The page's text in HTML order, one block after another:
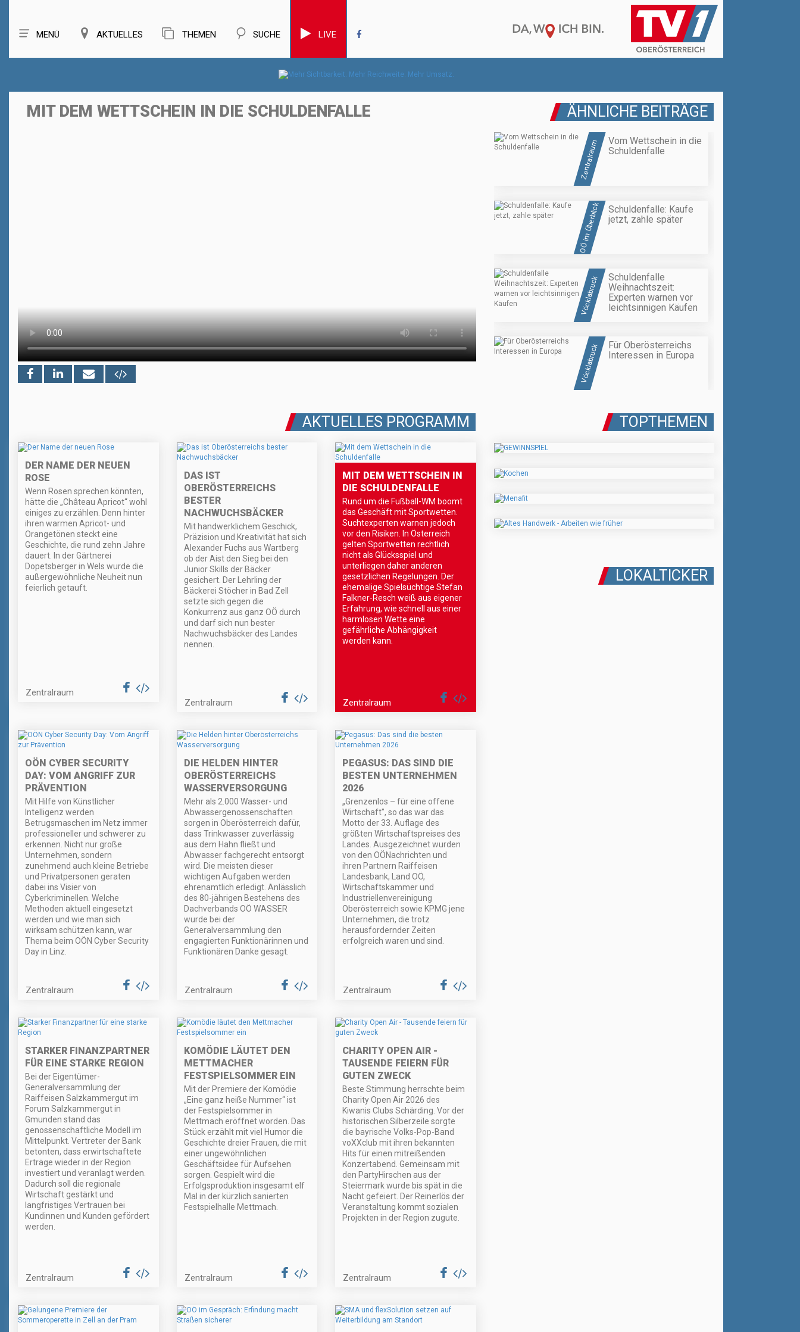
MENÜ AKTUELLES THEMEN SUCHE LIVE
MIT DEM WETTSCHEIN IN DIE SCHULDENFALLE ÄHNLICHE BEITRÄGE
Zentralraum
Vom Wettschein in die
Schuldenfalle
OÖ im Überblick
Schuldenfalle: Kaufe
jetzt, zahle später
Vöcklabruck
Schuldenfalle
Weihnachtszeit:
Experten warnen vor
leichtsinnigen Käufen
Vöcklabruck
Für Oberösterreichs
Interessen in Europa
AKTUELLES PROGRAMM
DER NAME DER NEUEN
ROSE
Wenn Rosen sprechen könnten,
hätte die „Château Apricot“ wohl
einiges zu erzählen. Denn hinter
ihren warmen Apricot- und
Orangetönen steckt eine
Geschichte, die rund zehn Jahre
dauert. In der Gärtnerei
Dopetsberger in Wels wurde die
außergewöhnliche Neuheit nun
feierlich getauft.
Zentralraum
DAS IST
OBERÖSTERREICHS
BESTER
NACHWUCHSBÄCKER
Mit handwerklichem Geschick,
Präzision und Kreativität hat sich
Alexander Fuchs aus Wartberg
ob der Aist den Sieg bei den
Junior Skills der Bäcker
gesichert. Der Lehrling der
Bäckerei Stöcher in Bad Zell
setzte sich gegen die
Konkurrenz aus ganz OÖ durch
und darf sich nun bester
Nachwuchsbäcker des Landes
nennen.
Zentralraum
MIT DEM WETTSCHEIN IN
DIE SCHULDENFALLE
Rund um die Fußball-WM boomt
das Geschäft mit Sportwetten.
Suchtexperten warnen jedoch
vor den Risiken. In Österreich
gelten Sportwetten rechtlich
nicht als Glücksspiel und
unterliegen daher anderen
gesetzlichen Regelungen. Der
ehemalige Spielsüchtige Stefan
Falkner-Resch weiß aus eigener
Erfahrung, wie schnell aus einer
harmlosen Wette eine
gefährliche Abhängigkeit
werden kann.
Zentralraum
OÖN CYBER SECURITY
DAY: VOM ANGRIFF ZUR
PRÄVENTION
Mit Hilfe von Künstlicher
Intelligenz werden
Betrugsmaschen im Netz immer
professioneller und schwerer zu
erkennen. Nicht nur große
Unternehmen, sondern
zunehmend auch kleine Betriebe
und Privatpersonen geraten
dabei ins Visier von
Cyberkriminellen. Welche
Methoden aktuell eingesetzt
werden und wie man sich
wirksam schützen kann, war
Thema beim OÖN Cyber Security
Day in Linz.
Zentralraum
DIE HELDEN HINTER
OBERÖSTERREICHS
WASSERVERSORGUNG
Mehr als 2.000 Wasser- und
Abwassergenossenschaften
sorgen in Oberösterreich dafür,
dass Trinkwasser zuverlässig
aus dem Hahn fließt und
Abwasser fachgerecht entsorgt
wird. Die meisten dieser
wichtigen Aufgaben werden
ehrenamtlich erledigt. Anlässlich
des 80-jährigen Bestehens des
Dachverbands OÖ WASSER
wurde bei der
Generalversammlung den
engagierten Funktionärinnen und
Funktionären Danke gesagt.
Zentralraum
PEGASUS: DAS SIND DIE
BESTEN UNTERNEHMEN
2026
„Grenzenlos – für eine offene
Wirtschaft", so das war das
Motto der 33. Auflage des
größten Wirtschaftspreises des
Landes. Ausgezeichnet wurden
von den OÖNachrichten und
ihren Partnern Raiffeisen
Landesbank, Land OÖ,
Wirtschaftskammer und
Industriellenvereinigung
Oberösterreich sowie KPMG jene
Unternehmen, die trotz
herausfordernder Zeiten
erfolgreich waren und sind.
Zentralraum
STARKER FINANZPARTNER
FÜR EINE STARKE REGION
Bei der Eigentümer-
Generalversammlung der
Raiffeisen Salzkammergut im
Forum Salzkammergut in
Gmunden stand das
genossenschaftliche Modell im
Mittelpunkt. Vertreter der Bank
betonten, dass erwirtschaftete
Erträge wieder in der Region
investiert und veranlagt werden.
Dadurch soll die regionale
Wirtschaft gestärkt und
langfristiges Vertrauen bei
Kundinnen und Kunden gefördert
werden.
Zentralraum
KOMÖDIE LÄUTET DEN
METTMACHER
FESTSPIELSOMMER EIN
Mit der Premiere der Komödie
„Eine ganz heiße Nummer“ ist
der Festspielsommer in
Mettmach eröffnet worden. Das
Stück erzählt mit viel Humor die
Geschichte dreier Frauen, die mit
einer ungewöhnlichen
Geschäftsidee für Aufsehen
sorgen. Gespielt wird die
Erfolgsproduktion insgesamt elf
Mal in der kürzlich sanierten
Festspielhalle Mettmach.
Zentralraum
CHARITY OPEN AIR -
TAUSENDE FEIERN FÜR
GUTEN ZWECK
Beste Stimmung herrschte beim
Charity Open Air 2026 des
Kiwanis Clubs Schärding. Vor der
historischen Silberzeile sorgte
die bayrische Volks-Pop-Band
voXXclub mit ihren bekannten
Hits für einen mitreißenden
Konzertabend. Gemeinsam mit
den PartyHirschen aus der
Steiermark wurde bis spät in die
Nacht gefeiert. Der Reinerlös der
Veranstaltung kommt sozialen
Projekten in der Region zugute.
Zentralraum
TOPTHEMEN
LOKALTICKER